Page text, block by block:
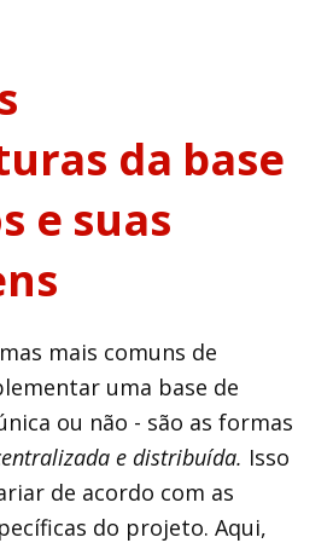
da base
e suas
mais comuns de
uma base de
ou não - são as formas
e distribuída. Isso
de acordo com as
do projeto. Aqui,